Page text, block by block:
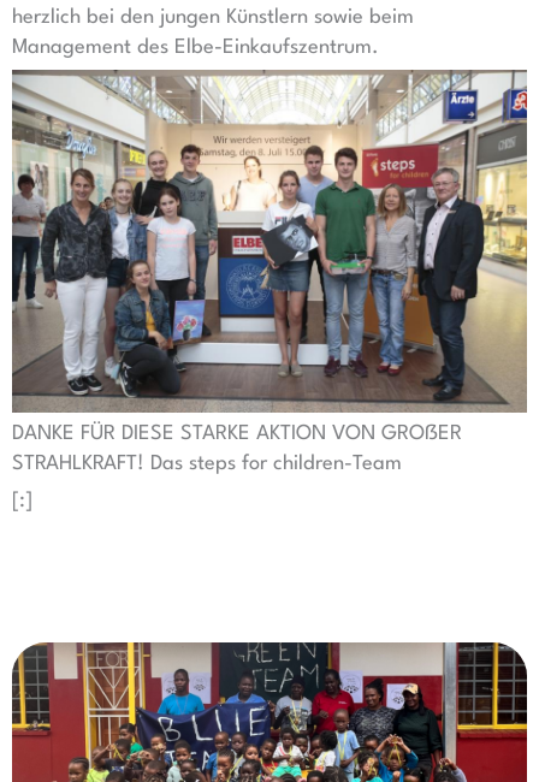
herzlich bei den jungen Künstlern sowie beim
Management des Elbe-Einkaufszentrum.
DANKE FÜR DIESE STARKE AKTION VON GROßER
STRAHLKRAFT! Das steps for children-Team
[:]